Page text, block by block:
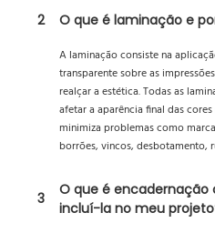
2
O que é laminação e
A laminação consiste na
transparente sobre as
realçar a estética. Todas as
afetar a aparência final das
minimiza problemas como
borrões, vincos, desbotamento,
3
O que é encadernação
incluí-la no meu